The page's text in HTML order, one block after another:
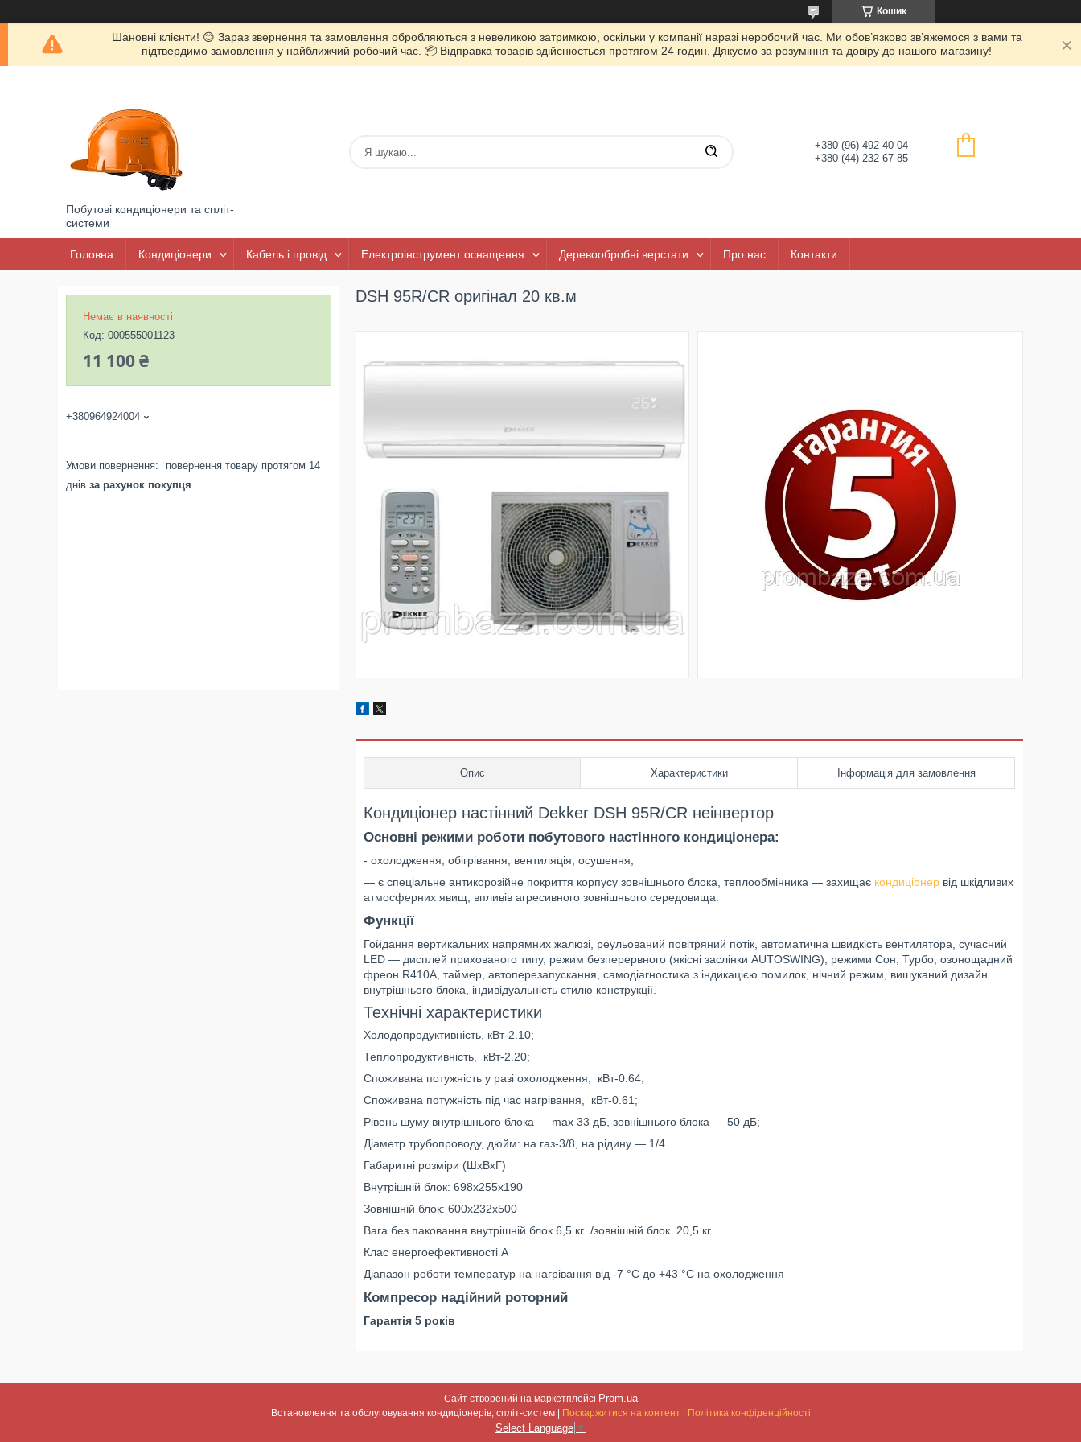
Кошик
Шановні клієнти! 😊 Зараз звернення та замовлення обробляються з невеликою затримкою, оскільки у компанії наразі неробочий час. Ми обов’язково зв’яжемося з вами та
підтвердимо замовлення у найближчий робочий час. 📦 Відправка товарів здійснюється протягом 24 годин. Дякуємо за розуміння та довіру до нашого магазину!
Побутові кондиціонери та спліт-
системи
+380 (96) 492-40-04
+380 (44) 232-67-85
Головна Кондиціонери Кабель і провід Електроінструмент оснащення Деревообробні верстати Про нас Контакти
DSH 95R/CR оригінал 20 кв.м
Опис Характеристики Інформація для замовлення
Кондиціонер настінний Dekker DSH 95R/CR неінвертор
Основні режими роботи побутового настінного кондиціонера:
- охолодження, обігрівання, вентиляція, осушення;
— є спеціальне антикорозійне покриття корпусу зовнішнього блока, теплообмінника — захищає кондиціонер від шкідливих
атмосферних явищ, впливів агресивного зовнішнього середовища.
Функції
Гойдання вертикальних напрямних жалюзі, реульований повітряний потік, автоматична швидкість вентилятора, сучасний
LED — дисплей прихованого типу, режим безперервного (якісні заслінки AUTOSWING), режими Сон, Турбо, озонощадний
фреон R410A, таймер, автоперезапускання, самодіагностика з індикацією помилок, нічний режим, вишуканий дизайн
внутрішнього блока, індивідуальність стилю конструкції.
Технічні характеристики
Холодопродуктивність, кВт-2.10;
Теплопродуктивність, кВт-2.20;
Споживана потужність у разі охолодження, кВт-0.64;
Споживана потужність під час нагрівання, кВт-0.61;
Рівень шуму внутрішнього блока — max 33 дБ, зовнішнього блока — 50 дБ;
Діаметр трубопроводу, дюйм: на газ-3/8, на рідину — 1/4
Габаритні розміри (ШхВхГ)
Внутрішній блок: 698х255х190
Зовнішній блок: 600х232х500
Вага без паковання внутрішній блок 6,5 кг /зовнішній блок 20,5 кг
Клас енергоефективності А
Діапазон роботи температур на нагрівання від -7 °C до +43 °C на охолодження
Компресор надійний роторний
Гарантія 5 років
Немає в наявності
Код: 000555001123
11 100 ₴
+380964924004
повернення товару протягом 14
днів за рахунок покупця
Сайт створений на маркетплейсі Prom.ua
Поскаржитися на контент Політика конфіденційності
Select Language ▼